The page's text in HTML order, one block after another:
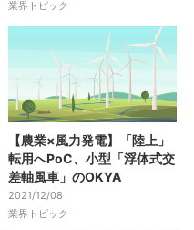
業界トピック
【農業×風力発電】「陸上」
転用へPoC、小型「浮体式交
差軸風車」のOKYA
2021/12/08
業界トピック